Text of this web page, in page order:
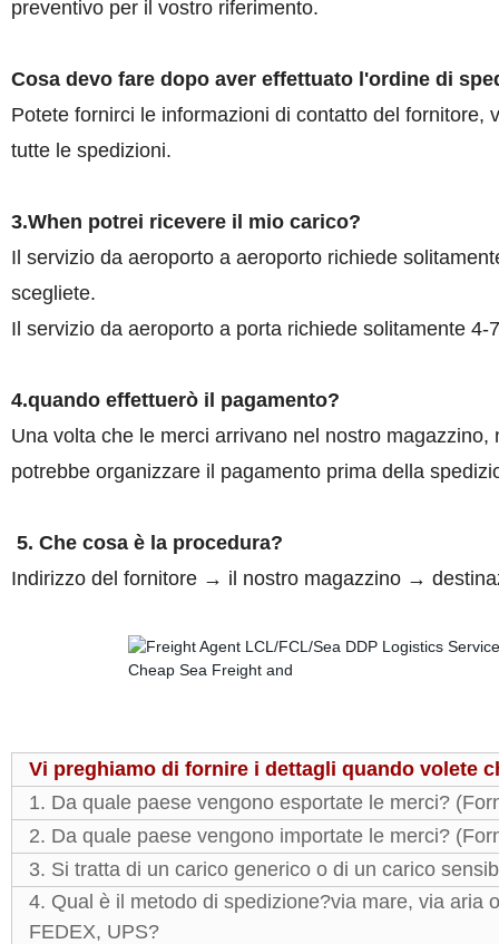
preventivo per il vostro riferimento.
Cosa devo fare dopo aver effettuato l'ordine di
Potete fornirci le informazioni di contatto del
tutte le spedizioni.
3.When potrei ricevere il mio carico?
Il servizio da aeroporto a aeroporto richiede
scegliete.
Il servizio da aeroporto a porta richiede solitamente
4.quando effettuerò il pagamento?
Una volta che le merci arrivano nel nostro
potrebbe organizzare il pagamento prima della
5. Che cosa è la procedura?
Indirizzo del fornitore → il nostro magazzino →
Vi preghiamo di fornire i dettagli quando volete
1. Da quale paese vengono esportate le merci?
2. Da quale paese vengono importate le merci?
3. Si tratta di un carico generico o di un carico
4. Qual è il metodo di spedizione?via mare, via aria
FEDEX, UPS?